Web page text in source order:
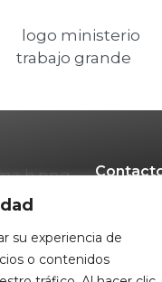
su experiencia de
o contenidos
c/